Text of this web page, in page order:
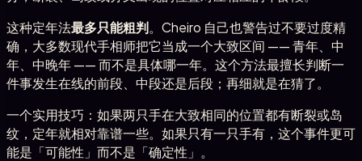
这种定年法最多只能粗判。Cheiro 自己也警告过不要过度精
确，大多数现代手相师把它当成一个大致区间 —— 青年、中
年、中晚年 —— 而不是具体哪一年。这个方法最擅长判断一
件事发生在线的前段、中段还是后段；再细就是在猜了。
一个实用技巧：如果两只手在大致相同的位置都有断裂或岛
纹，定年就相对靠谱一些。如果只有一只手有，这个事件更可
能是「可能性」而不是「确定性」。